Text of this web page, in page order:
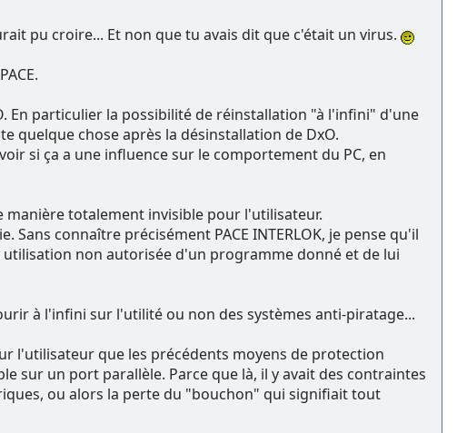
pu croire... Et non que tu avais dit que c'était un virus.
En particulier la possibilité de réinstallation "à l'infini" d'une
quelque chose après la désinstallation de DxO.
si ça a une influence sur le comportement du PC, en
totalement invisible pour l'utilisateur.
connaître précisément PACE INTERLOK, je pense qu'il
non autorisée d'un programme donné et de lui
à l'infini sur l'utilité ou non des systèmes anti-piratage...
l'utilisateur que les précédents moyens de protection
sur un port parallèle. Parce que là, il y avait des contraintes
ou alors la perte du "bouchon" qui signifiait tout